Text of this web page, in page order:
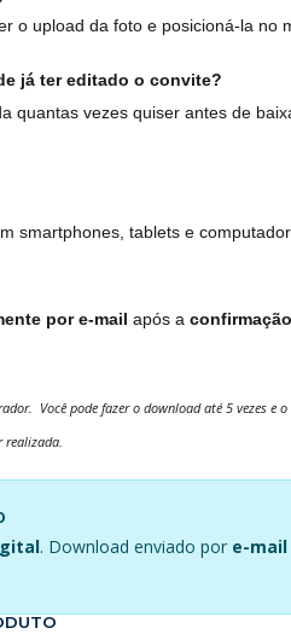
o upload da foto e posicioná-la no
já ter editado o convite?
quantas vezes quiser antes de
smartphones, tablets e
por e-mail após a
Você pode fazer o download até 5 vezes e
realizada.
. Download enviado por e-mail